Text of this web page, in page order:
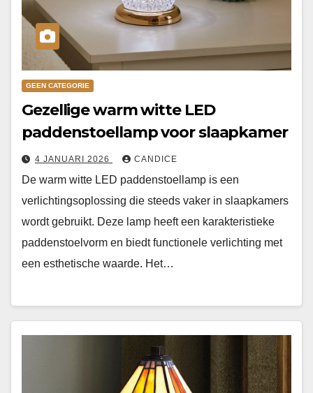
GEEN CATEGORIE
Gezellige warm witte LED
paddenstoellamp voor slaapkamer
4 JANUARI 2026 CANDICE
De warm witte LED paddenstoellamp is een
verlichtingsoplossing die steeds vaker in slaapkamers
wordt gebruikt. Deze lamp heeft een karakteristieke
paddenstoelvorm en biedt functionele verlichting met
een esthetische waarde. Het…